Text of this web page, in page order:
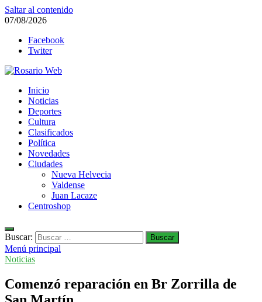
Saltar al contenido
07/08/2026
Facebook
Twiter
Rosario Web
Todas la noticias de Rosario y la zona
Inicio
Noticias
Deportes
Cultura
Clasificados
Política
Novedades
Ciudades
Nueva Helvecia
Valdense
Juan Lacaze
Centroshop
Buscar:
Menú principal
Noticias
Comenzó reparación en Br Zorrilla de